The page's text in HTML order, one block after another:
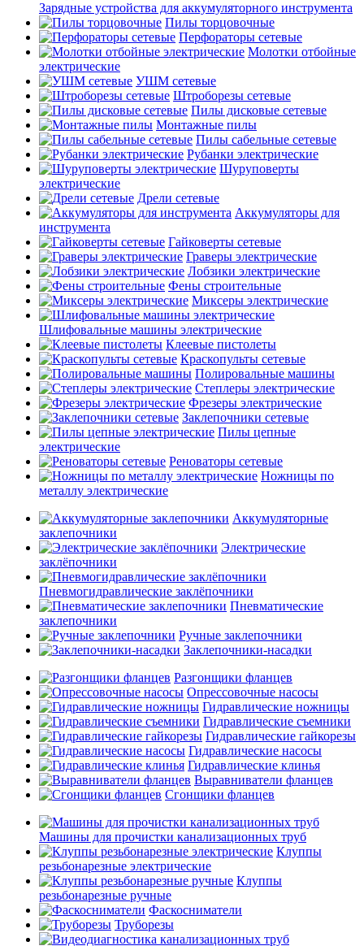
Зарядные устройства для аккумуляторного инструмента
Пилы торцовочные
Перфораторы сетевые
Молотки отбойные
электрические
УШМ сетевые
Штроборезы сетевые
Пилы дисковые сетевые
Монтажные пилы
Пилы сабельные сетевые
Рубанки электрические
Шуруповерты
электрические
Дрели сетевые
Аккумуляторы для
инструмента
Гайковерты сетевые
Граверы электрические
Лобзики электрические
Фены строительные
Миксеры электрические
Шлифовальные машины электрические
Клеевые пистолеты
Краскопульты сетевые
Полировальные машины
Степлеры электрические
Фрезеры электрические
Заклепочники сетевые
Пилы цепные
электрические
Реноваторы сетевые
Ножницы по
металлу электрические
Аккумуляторные
заклепочники
Электрические
заклёпочники
Пневмогидравлические заклёпочники
Пневматические
заклепочники
Ручные заклепочники
Заклепочники-насадки
Разгонщики фланцев
Опрессовочные насосы
Гидравлические ножницы
Гидравлические съемники
Гидравлические гайкорезы
Гидравлические насосы
Гидравлические клинья
Выравниватели фланцев
Сгонщики фланцев
Машины для прочистки канализационных труб
Клуппы
резьбонарезные электрические
Клуппы
резьбонарезные ручные
Фаскосниматели
Труборезы